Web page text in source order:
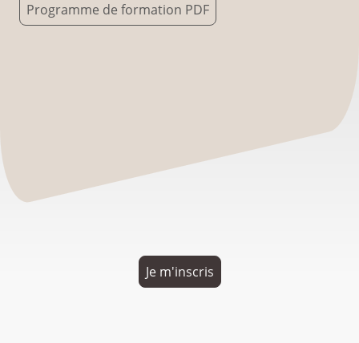
Programme de formation PDF
Je m'inscris